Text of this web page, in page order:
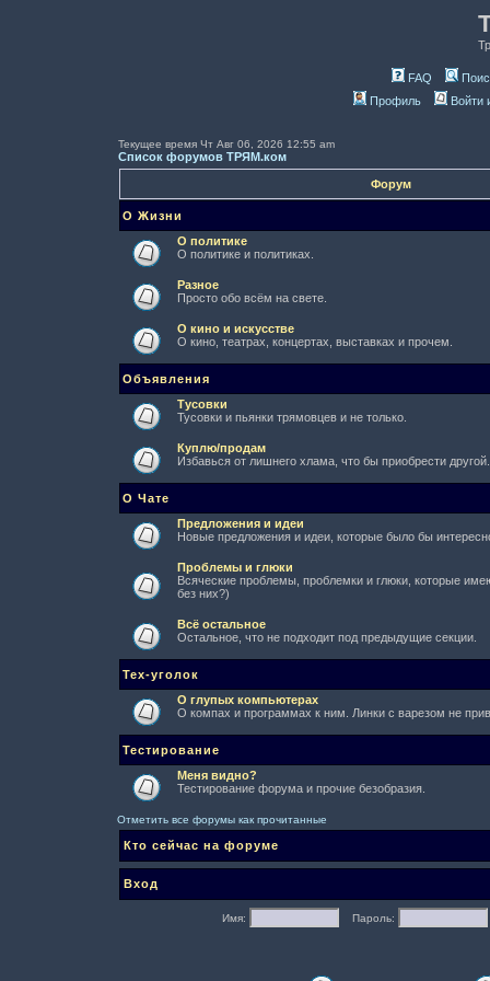
FAQ
Профиль
Войти
Текущее время Чт Авг 06, 2026 12:55 am
Список форумов ТРЯМ.ком
Форум
О Жизни
О политике
О политике и политиках.
Разное
Просто обо всём на свете.
О кино и искусстве
О кино, театрах, концертах, выставках и прочем.
Объявления
Тусовки
Тусовки и пьянки трямовцев и не только.
Куплю/продам
Избавься от лишнего хлама, что бы приобрести другой.
О Чате
Предложения и идеи
Новые предложения и идеи, которые было бы
Проблемы и глюки
Всяческие проблемы, проблемки и глюки, которые
без них?)
Всё остальное
Остальное, что не подходит под предыдущие секции.
Тех-уголок
О глупых компьютерах
О компах и программах к ним. Линки с варезом не
Тестирование
Меня видно?
Тестирование форума и прочие безобразия.
Отметить все форумы как прочитанные
Кто сейчас на форуме
Вход
Имя: Пароль: